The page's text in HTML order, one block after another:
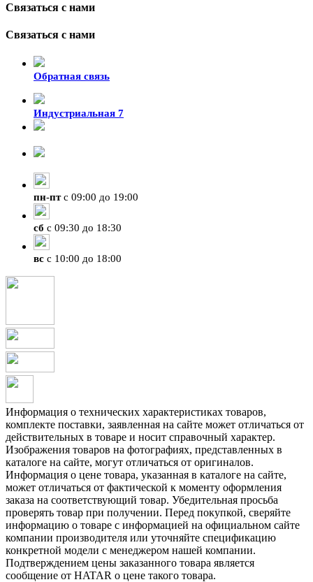
Связаться с нами
Связаться с нами
Обратная связь
Индустриальная 7
пн-птс 09:00 до 19:00
сб с 09:30 до 18:30
вс с 10:00 до 18:00
Информация о технических характеристиках товаров,
комплекте поставки, заявленная на сайте может отличаться от
действительных в товаре и носит справочный характер.
Изображения товаров на фотографиях, представленных в
каталоге на сайте, могут отличаться от оригиналов.
Информация о цене товара, указанная в каталоге на сайте,
может отличаться от фактической к моменту оформления
заказа на соответствующий товар. Убедительная просьба
проверять товар при получении. Перед покупкой, сверяйте
информацию о товаре с информацией на официальном сайте
компании производителя или уточняйте спецификацию
конкретной модели с менеджером нашей компании.
Подтверждением цены заказанного товара является
сообщение от HATAR о цене такого товара.